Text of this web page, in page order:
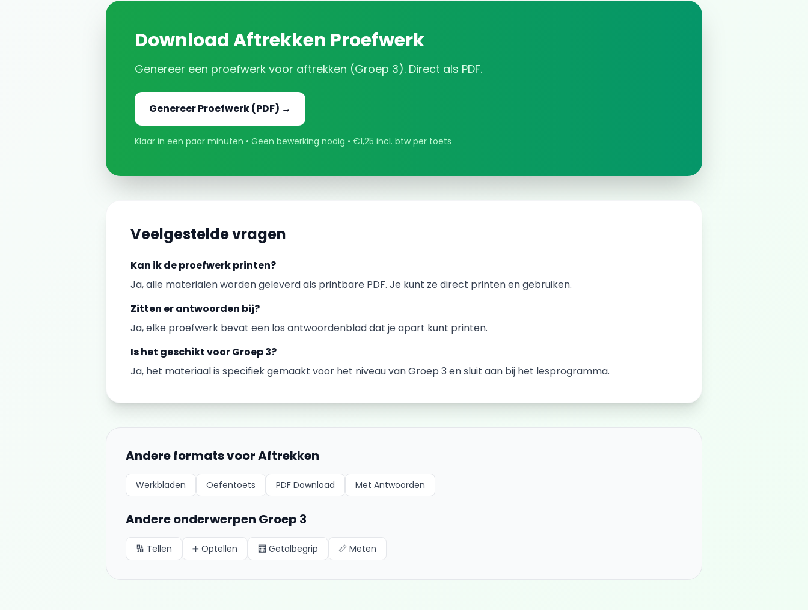
DownloadAftrekken Proefwerk
Genereer een proefwerk voor aftrekken (Groep 3). Direct als PDF.
GenereerProefwerk(PDF) →
Klaar in een paar minuten • Geen bewerking nodig • €1,25 incl. btw per toets
Veelgestelde vragen
Kan ik deproefwerkprinten?
Ja, alle materialen worden geleverd als printbare PDF. Je kunt ze direct printen en gebruiken.
Zitten er antwoorden bij?
Ja, elke proefwerk bevat een los antwoordenblad dat je apart kunt printen.
Is het geschikt voorGroep 3?
Ja, het materiaal is specifiek gemaakt voor het niveau vanGroep 3 en sluit aan bij het lesprogramma.
Andere formats voorAftrekken
Werkbladen Oefentoets PDF Download Met Antwoorden
Andere onderwerpen Groep 3
🔢 Tellen ➕ Optellen 🧮 Getalbegrip 📏 Meten